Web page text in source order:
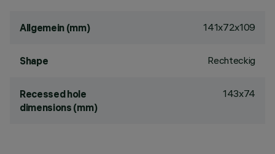
Allgemein (mm) 141x72x109
Shape Rechteckig
Recessed hole
dimensions (mm)
143x74